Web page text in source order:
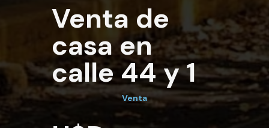
Venta de
casa en
calle 44 y 1
Venta